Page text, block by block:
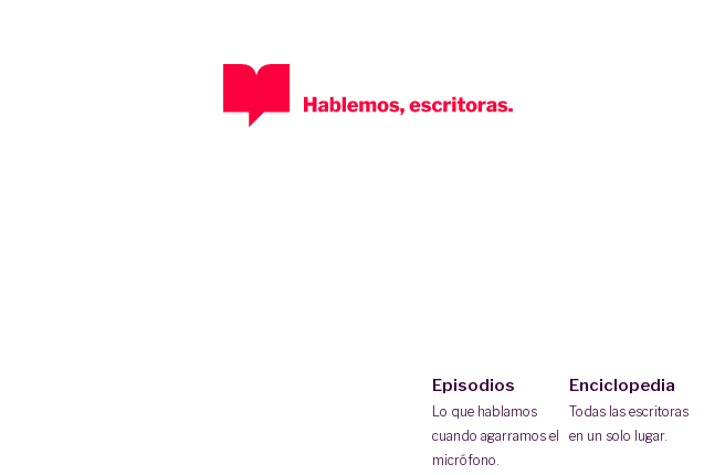
Episodios
Lo que hablamos
cuando agarramos el
micrófono.
Enciclopedia
Todas las escritoras
en un solo lugar.